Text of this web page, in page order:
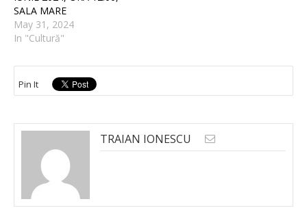
SALA MARE
May 31, 2024
In "Cultură"
Pin It
TRAIAN IONESCU